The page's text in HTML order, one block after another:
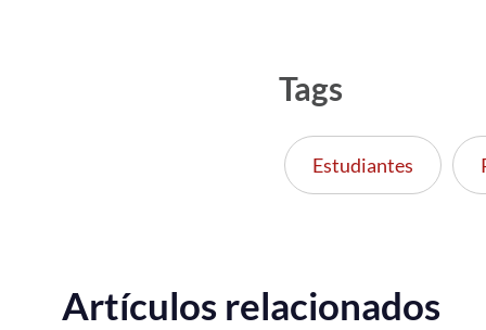
Tags
Estudiantes
Artículos relacionados